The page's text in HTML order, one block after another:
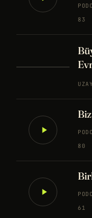
83
UZAY
80
61